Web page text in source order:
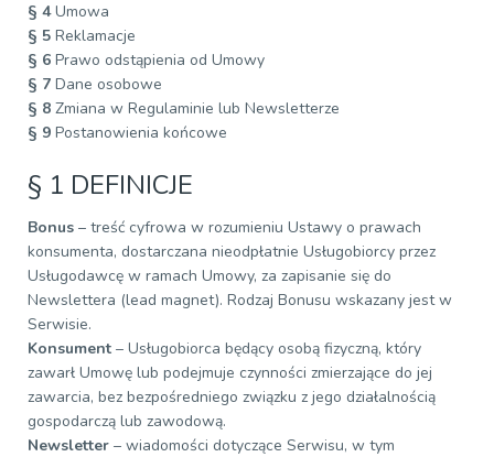
§ 4Umowa
§ 5 Reklamacje
§ 6 Prawo odstąpienia od Umowy
§ 7 Dane osobowe
§ 8 Zmiana w Regulaminie lub Newsletterze
§ 9 Postanowienia końcowe
§ 1 DEFINICJE
Bonus – treść cyfrowa w rozumieniu Ustawy o prawach
konsumenta, dostarczana nieodpłatnie Usługobiorcy przez
Usługodawcę w ramach Umowy, za zapisanie się do
Newslettera (lead magnet). Rodzaj Bonusu wskazany jest w
Serwisie.
Konsument – Usługobiorca będący osobą fizyczną, który
zawarł Umowę lub podejmuje czynności zmierzające do jej
zawarcia, bez bezpośredniego związku z jego działalnością
gospodarczą lub zawodową.
Newsletter – wiadomości dotyczące Serwisu, w tym